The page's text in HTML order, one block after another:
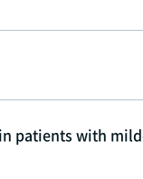
patients with